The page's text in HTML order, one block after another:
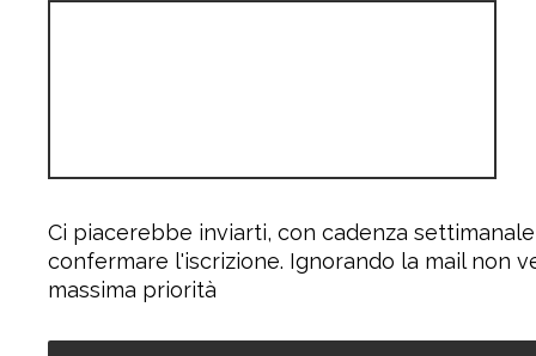
Ci piacerebbe inviarti, con cadenza
confermare l'iscrizione. Ignorando la mail non
massima priorità